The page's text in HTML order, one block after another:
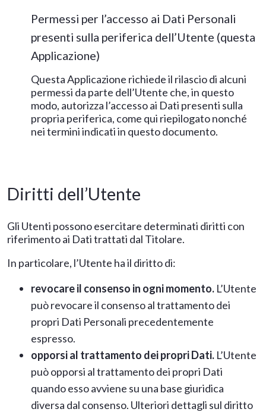
Permessi per l’accesso ai Dati Personali
presenti sulla periferica dell’Utente (questa
Applicazione)
Questa Applicazione richiede il rilascio di alcuni
permessi da parte dell’Utente che, in questo
modo, autorizza l’accesso ai Dati presenti sulla
propria periferica, come qui riepilogato nonché
nei termini indicati in questo documento.
Diritti dell’Utente
Gli Utenti possono esercitare determinati diritti con
riferimento ai Dati trattati dal Titolare.
In particolare, l’Utente ha il diritto di:
revocare il consenso in ogni momento. L’Utente
può revocare il consenso al trattamento dei
propri Dati Personali precedentemente
espresso.
opporsi al trattamento dei propri Dati. L’Utente
può opporsi al trattamento dei propri Dati
quando esso avviene su una base giuridica
diversa dal consenso. Ulteriori dettagli sul diritto